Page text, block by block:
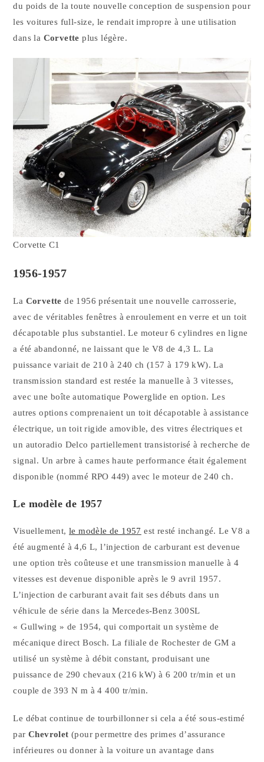
du poids de la toute nouvelle conception de suspension pour
les voitures full-size, le rendait impropre à une utilisation
dans la Corvette plus légère.
Corvette C1
1956-1957
La Corvette de 1956 présentait une nouvelle carrosserie,
avec de véritables fenêtres à enroulement en verre et un toit
décapotable plus substantiel. Le moteur 6 cylindres en ligne
a été abandonné, ne laissant que le V8 de 4,3 L. La
puissance variait de 210 à 240 ch (157 à 179 kW). La
transmission standard est restée la manuelle à 3 vitesses,
avec une boîte automatique Powerglide en option. Les
autres options comprenaient un toit décapotable à assistance
électrique, un toit rigide amovible, des vitres électriques et
un autoradio Delco partiellement transistorisé à recherche de
signal. Un arbre à cames haute performance était également
disponible (nommé RPO 449) avec le moteur de 240 ch.
Le modèle de 1957
Visuellement,le modèle de 1957 est resté inchangé. Le V8 a
été augmenté à 4,6 L, l’injection de carburant est devenue
une option très coûteuse et une transmission manuelle à 4
vitesses est devenue disponible après le 9 avril 1957.
L’injection de carburant avait fait ses débuts dans un
véhicule de série dans la Mercedes-Benz 300SL
« Gullwing » de 1954, qui comportait un système de
mécanique direct Bosch. La filiale de Rochester de GM a
utilisé un système à débit constant, produisant une
puissance de 290 chevaux (216 kW) à 6 200 tr/min et un
couple de 393 N m à 4 400 tr/min.
Le débat continue de tourbillonner si cela a été sous-estimé
parChevrolet (pour permettre des primes d’assurance
inférieures ou donner à la voiture un avantage dans